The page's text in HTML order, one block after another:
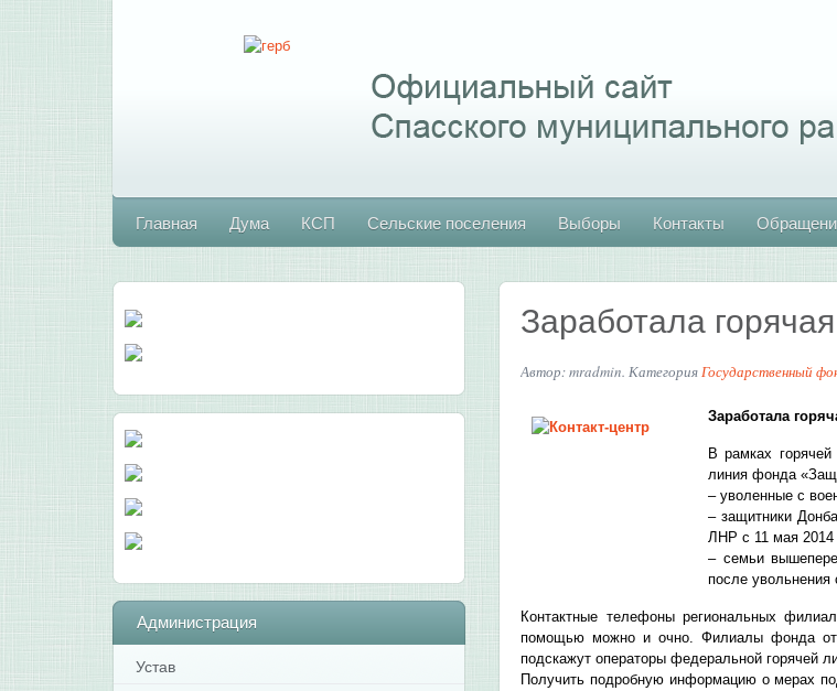
Главная Дума КСП Сельские поселения Выборы Контакты
Заработала
Автор: mradmin. КатегорияГосударственный
Заработала
В рамках
линия фонда
– уволенные с
– защитники
ЛНР с 11 мая 2014
– семьи
после
Контактные телефоны региональных
помощью можно и очно. Филиалы фонда
подскажут операторы федеральной горячей
Получить подробную информацию о мерах
Администрация
Устав